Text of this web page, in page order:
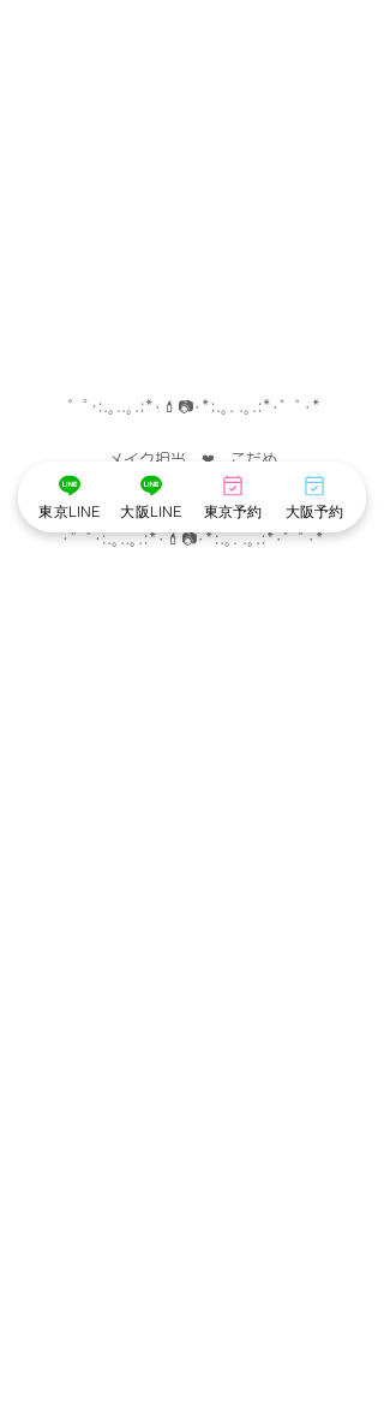
゜ﾟ･ :.｡..｡.:*･ 💄 📷･ *:.｡. .｡.:*･゜ﾟ･*
メイク担当　❤︎　こだめ
撮影　担当　❤︎　かずえ・こころ
･゜ﾟ･:.｡..｡.:*･💄📷･*:.｡. .｡.:*･゜ﾟ･*
東京LINE 大阪LINE 東京予約 大阪予約